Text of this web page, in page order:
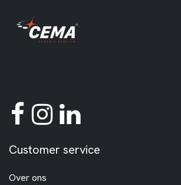
Customer service
Over ons